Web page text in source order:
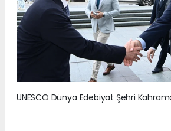
UNESCO Dünya Edebiyat Şehri